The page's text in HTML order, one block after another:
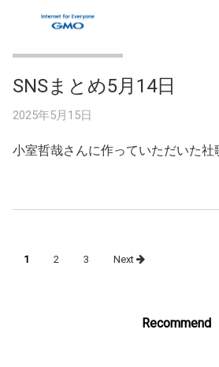
SNSまとめ5月14日
2025年5月15日
小室哲哉さんに作っていただいた社
navigation
1 2 3 Next
Recommend